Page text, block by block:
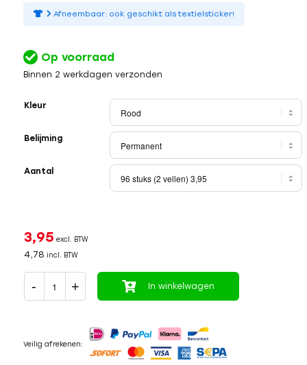
Afneembaar: ook geschikt als textielsticker!
Op voorraad
Binnen 2 werkdagen verzonden
Kleur
Belijming
Aantal
3,95 excl. BTW
4,78 incl. BTW
In winkelwagen
Veilig afrekenen: